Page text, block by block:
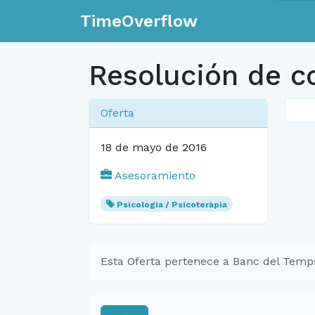
TimeOverflow
Resolución de
Oferta
18 de mayo de 2016
Asesoramiento
Psicologia / Psicoteràpia
Esta Oferta pertenece a Banc del